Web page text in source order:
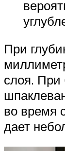
При
слоя. При
во время
дает